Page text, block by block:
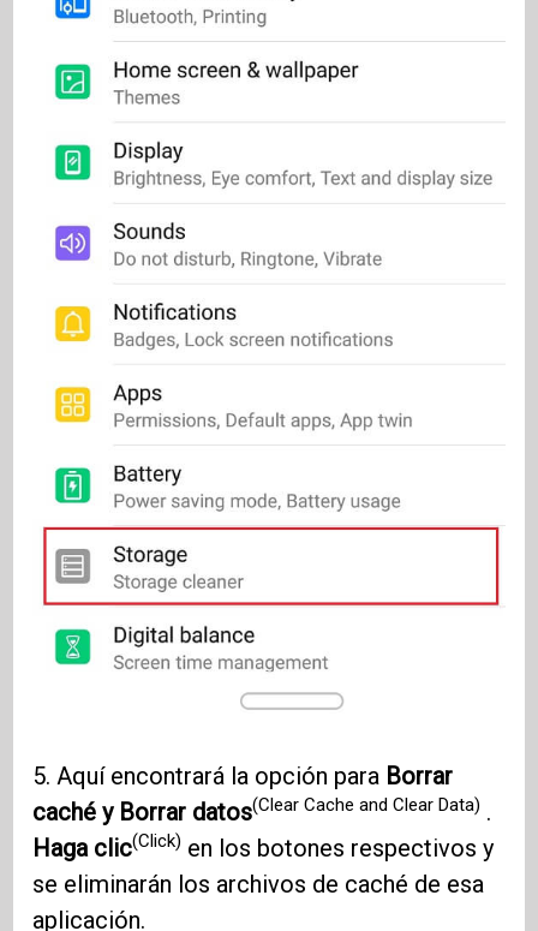
5. Aquí encontrará la opción para Borrar
caché y Borrar datos(Clear Cache and Clear Data) .
Haga clic(Click) en los botones respectivos y
se eliminarán los archivos de caché de esa
aplicación.